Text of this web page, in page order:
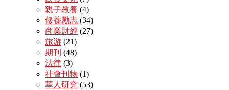
親子教養 (4)
修養勵志 (34)
商業財經 (27)
旅游 (21)
期刊 (48)
法律 (3)
社會刊物 (1)
華人研究 (53)